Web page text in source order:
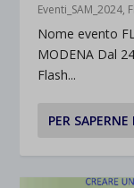
Eventi_SAM_2024,
Nome evento
MODENA Dal
Flash...
PER SAPERNE